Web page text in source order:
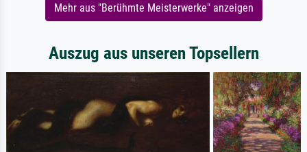
Mehr aus "Berühmte Meisterwerke" anzeigen
Auszug aus unseren Topsellern